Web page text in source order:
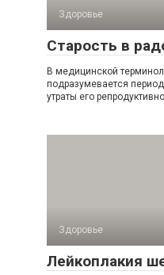
Здоровье
Старость в
В медицинской
подразумевается
утраты его
Здоровье
Лейкоплакия